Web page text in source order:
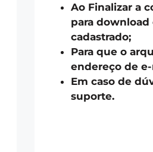
Ao Finalizar a
para download
cadastrado;
Para que o
endereço de
Em caso de
suporte.